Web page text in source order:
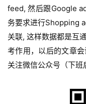
feed, 然后跟Google
务要求进行Shopping
关联, 这样数据都是互
考作用，以后的文章
关注微信公众号（下班